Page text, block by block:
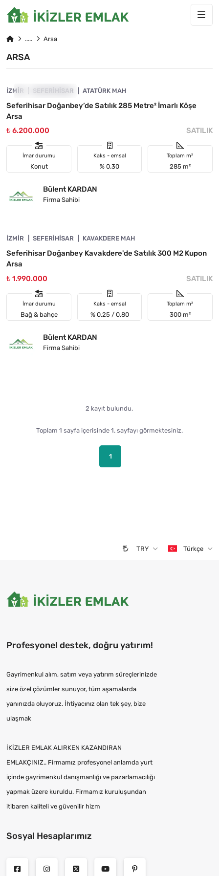
Arsa
ARSA
YATIRIMA UYGUN
İZMIR SEFERIHISAR ATATÜRK MAH
Seferihisar Doğanbey’de Satılık 285 Metre² İmarlı Köşe
Arsa
₺ 6.200.000
SATILIK
İmar durumu
Konut
Kaks - emsal
% 0.30
Toplam m²
285 m²
Bülent KARDAN
Firma Sahibi
ACIL
İZMIR SEFERIHISAR KAVAKDERE MAH
Seferihisar Doğanbey Kavakdere'de Satılık 300 M2 Kupon
Arsa
₺ 1.990.000
SATILIK
İmar durumu
Bağ & bahçe
Kaks - emsal
% 0.25 / 0.80
Toplam m²
300 m²
Bülent KARDAN
Firma Sahibi
2 kayıt bulundu.
Toplam 1 sayfa içerisinde 1. sayfayı görmektesiniz.
1
TRY Türkçe
Profesyonel destek, doğru yatırım!
Gayrimenkul alım, satım veya yatırım süreçlerinizde
size özel çözümler sunuyor, tüm aşamalarda
yanınızda oluyoruz. İhtiyacınız olan tek şey, bize
ulaşmak
İKİZLER EMLAK ALIRKEN KAZANDIRAN
EMLAKÇINIZ.. Firmamız profesyonel anlamda yurt
içinde gayrimenkul danışmanlığı ve pazarlamacılığı
yapmak üzere kuruldu. Firmamız kuruluşundan
itibaren kaliteli ve güvenilir hizm
Sosyal Hesaplarımız